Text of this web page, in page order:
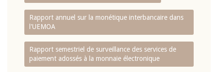
Rapport annuel sur la monétique interbancaire dans
l'UEMOA
Rapport semestriel de surveillance des services de
paiement adossés à la monnaie électronique